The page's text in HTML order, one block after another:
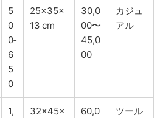
5
0
0‑
6
5
0
25×35×
13 cm
30,0
00〜
45,0
00
カジュ
アル
1,
32×45×
60,0
ツール